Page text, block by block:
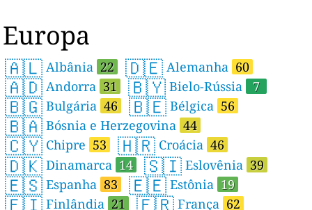
Europa
🇦🇱 Albânia 22 🇩🇪 Alemanha 60
🇦🇩 Andorra 31 🇧🇾 Bielo-Rússia 7
🇧🇬 Bulgária 46 🇧🇪 Bélgica 56
🇧🇦 Bósnia e Herzegovina 44
🇨🇾 Chipre 53 🇭🇷 Croácia 46
🇩🇰 Dinamarca 14 🇸🇮 Eslovênia 39
🇪🇸 Espanha 83 🇪🇪 Estônia 19
Finlândia 21 França 62